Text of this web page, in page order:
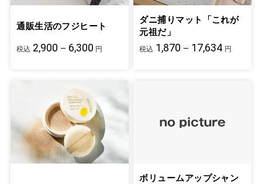
通販生活のフジヒート
税込 2,900－6,300 円
ダニ捕りマット「これが
元祖だ」
税込 1,870－17,634 円
ボリュームアップシャン